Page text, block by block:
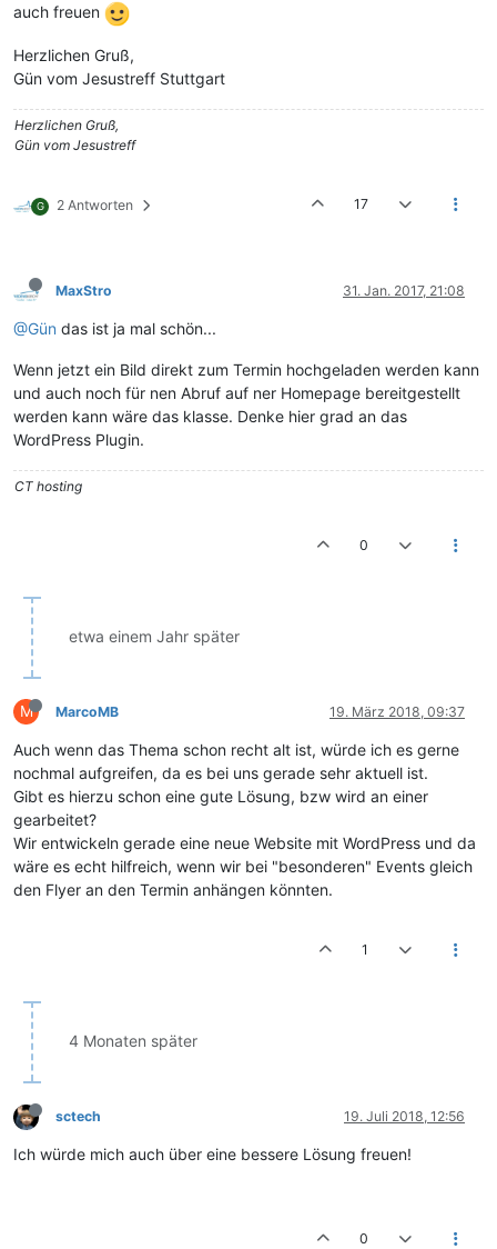
auch freuen
Herzlichen Gruß,
Gün vom Jesustreff Stuttgart
Herzlichen Gruß,
Gün vom Jesustreff
G 2 Antworten 17
MaxStro 31. Jan. 2017, 21:08
@Gün das ist ja mal schön...
Wenn jetzt ein Bild direkt zum Termin hochgeladen werden kann
und auch noch für nen Abruf auf ner Homepage bereitgestellt
werden kann wäre das klasse. Denke hier grad an das
WordPress Plugin.
CT hosting
0
etwa einem Jahr später
M MarcoMB 19. März 2018, 09:37
Auch wenn das Thema schon recht alt ist, würde ich es gerne
nochmal aufgreifen, da es bei uns gerade sehr aktuell ist.
Gibt es hierzu schon eine gute Lösung, bzw wird an einer
gearbeitet?
Wir entwickeln gerade eine neue Website mit WordPress und da
wäre es echt hilfreich, wenn wir bei "besonderen" Events gleich
den Flyer an den Termin anhängen könnten.
1
4 Monaten später
sctech 19. Juli 2018, 12:56
Ich würde mich auch über eine bessere Lösung freuen!
0